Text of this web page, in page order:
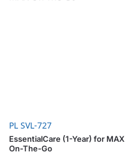
PL SVL-727
EssentialCare (1-Year) for MAX
On-The-Go